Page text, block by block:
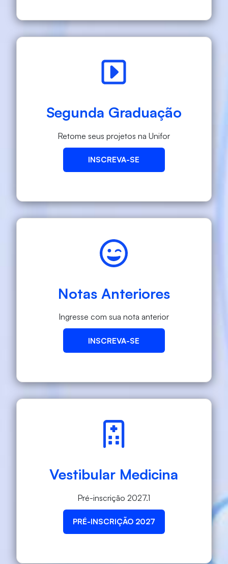
Segunda Graduação
Retome seus projetos na Unifor
INSCREVA-SE
Notas Anteriores
Ingresse com sua nota anterior
INSCREVA-SE
Vestibular Medicina
Pré-inscrição 2027.1
PRÉ-INSCRIÇÃO 2027